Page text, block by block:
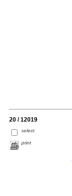
20 / 12019
select
print